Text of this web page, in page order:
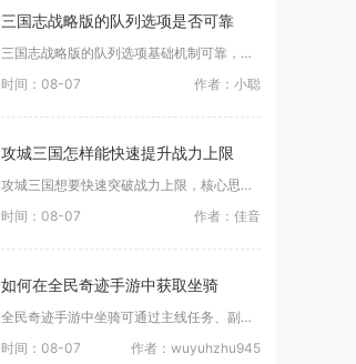
三国志战略版的队列选项是否可靠
三国志战略版的队列选项基础机制可靠，但全自动队列功能存在大量场景限制，无法完全依赖，需要手
时间：08-07
作者：小聪
攻城三国怎样能快速提升战力上限
攻城三国想要快速突破战力上限，核心思路是优先解锁主公全局属性系统拉高整体战力天花板，再深度
时间：08-07
作者：佳音
如何在全民奇迹手游中获取坐骑
全民奇迹手游中坐骑可通过主线任务、副本掉落、系统抽奖、活动兑换、商城道具五大渠道稳定获取，
时间：08-07
作者：wuyuhzhu945